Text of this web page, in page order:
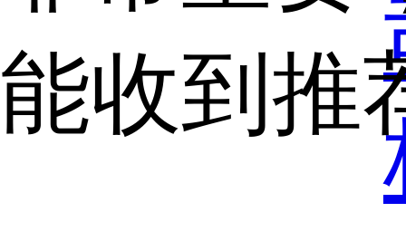
能收到推